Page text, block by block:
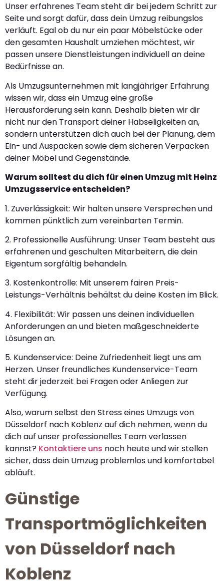
Unser erfahrenes Team steht dir bei jedem Schritt zur
Seite und sorgt dafür, dass dein Umzug reibungslos
verläuft. Egal ob du nur ein paar Möbelstücke oder
den gesamten Haushalt umziehen möchtest, wir
passen unsere Dienstleistungen individuell an deine
Bedürfnisse an.
Als Umzugsunternehmen mit langjähriger Erfahrung
wissen wir, dass ein Umzug eine große
Herausforderung sein kann. Deshalb bieten wir dir
nicht nur den Transport deiner Habseligkeiten an,
sondern unterstützen dich auch bei der Planung, dem
Ein- und Auspacken sowie dem sicheren Verpacken
deiner Möbel und Gegenstände.
Warum solltest du dich für einen Umzug mit Heinz
Umzugsservice entscheiden?
1. Zuverlässigkeit: Wir halten unsere Versprechen und
kommen pünktlich zum vereinbarten Termin.
2. Professionelle Ausführung: Unser Team besteht aus
erfahrenen und geschulten Mitarbeitern, die dein
Eigentum sorgfältig behandeln.
3. Kostenkontrolle: Mit unserem fairen Preis-
Leistungs-Verhältnis behältst du deine Kosten im Blick.
4. Flexibilität: Wir passen uns deinen individuellen
Anforderungen an und bieten maßgeschneiderte
Lösungen an.
5. Kundenservice: Deine Zufriedenheit liegt uns am
Herzen. Unser freundliches Kundenservice-Team
steht dir jederzeit bei Fragen oder Anliegen zur
Verfügung.
Also, warum selbst den Stress eines Umzugs von
Düsseldorf nach Koblenz auf dich nehmen, wenn du
dich auf unser professionelles Team verlassen
kannst? Kontaktiere uns noch heute und wir stellen
sicher, dass dein Umzug problemlos und komfortabel
abläuft.
Günstige
Transportmöglichkeiten
von Düsseldorf nach
Koblenz